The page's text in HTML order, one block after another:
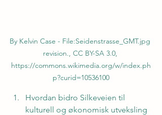
By Kelvin Case - File:Seidenstrasse_GMT.jpg
revision., CC BY-SA 3.0,
https://commons.wikimedia.org/w/index.ph
p?curid=10536100
Hvordan bidro Silkeveien til
kulturell og økonomisk utveksling